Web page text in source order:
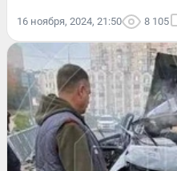
16 ноября, 2024, 21:50 8 105